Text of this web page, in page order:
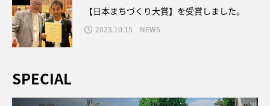
【日本まちづくり大賞】を受賞しました。
2023.10.15 NEWS
SPECIAL